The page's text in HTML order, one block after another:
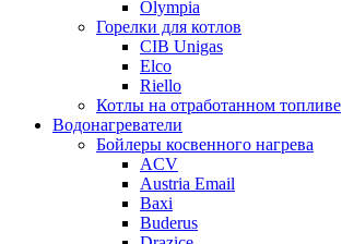
Olympia
Горелки для котлов
CIB Unigas
Elco
Riello
Котлы на отработанном топливе
Водонагреватели
Бойлеры косвенного нагрева
ACV
Austria Email
Baxi
Buderus